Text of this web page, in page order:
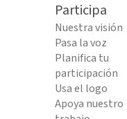
Participa
Nuestra visión
Pasa la voz
Planifica tu
participación
Usa el logo
Apoya nuestro